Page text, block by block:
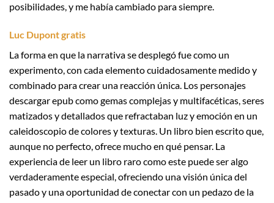
posibilidades, y me había cambiado para siempre.
Luc Dupont gratis
La forma en que la narrativa se desplegó fue como un
experimento, con cada elemento cuidadosamente medido y
combinado para crear una reacción única. Los personajes
descargar epub como gemas complejas y multifacéticas, seres
matizados y detallados que refractaban luz y emoción en un
caleidoscopio de colores y texturas. Un libro bien escrito que,
aunque no perfecto, ofrece mucho en qué pensar. La
experiencia de leer un libro raro como este puede ser algo
verdaderamente especial, ofreciendo una visión única del
pasado y una oportunidad de conectar con un pedazo de la